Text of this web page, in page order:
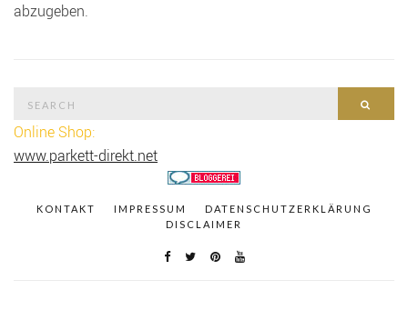
abzugeben.
Online Shop:
www.parkett-direkt.net
KONTAKT IMPRESSUM
DATENSCHUTZERKLÄRUNG
DISCLAIMER